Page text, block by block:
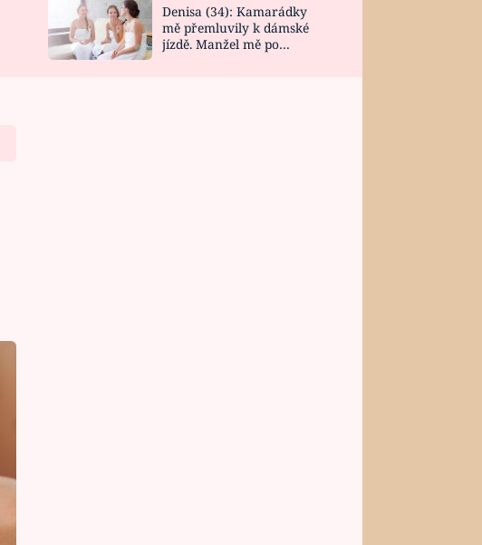
DESIGN
Denisa (34): Kamarádky
mě přemluvily k dámské
jízdě. Manžel mě po